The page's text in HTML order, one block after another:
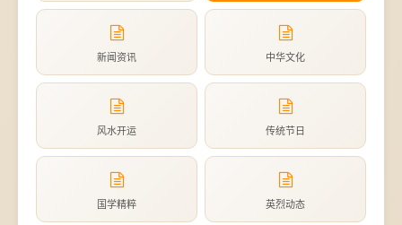
新闻资讯 中华文化
风水开运 传统节日
国学精粹 英烈动态